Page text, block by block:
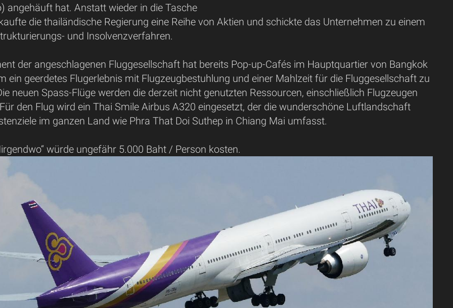
angehäuft hat. Anstatt wieder in die Tasche
die thailändische Regierung eine Reihe von Aktien und schickte das Unternehmen zu einem
und Insolvenzverfahren.
der angeschlagenen Fluggesellschaft hat bereits Pop-up-Cafés im Hauptquartier von Bangkok
ein geerdetes Flugerlebnis mit Flugzeugbestuhlung und einer Mahlzeit für die Fluggesellschaft zu
neuen Spass-Flüge werden die derzeit nicht genutzten Ressourcen, einschließlich Flugzeugen
den Flug wird ein Thai Smile Airbus A320 eingesetzt, der die wunderschöne Luftlandschaft
im ganzen Land wie Phra That Doi Suthep in Chiang Mai umfasst.
würde ungefähr 5.000 Baht / Person kosten.